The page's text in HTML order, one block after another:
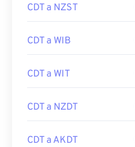
CDT a NZST
CDT a WIB
CDT a WIT
CDT a NZDT
CDT a AKDT